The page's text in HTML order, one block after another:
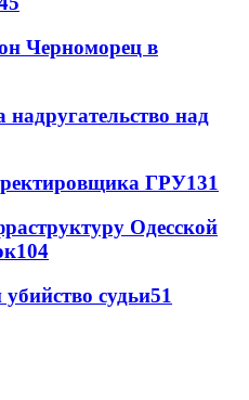
Черноморец в
надругательство над
ГРУ131
Одесской
104
судьи51